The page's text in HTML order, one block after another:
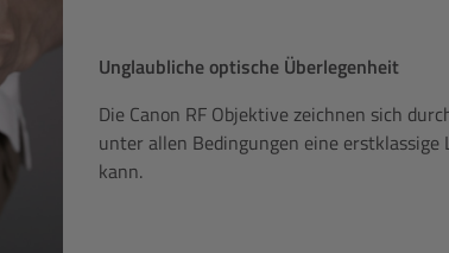
Unglaubliche optische Überlegenheit
Die Canon RF Objektive zeichnen sich
unter allen Bedingungen eine
kann.